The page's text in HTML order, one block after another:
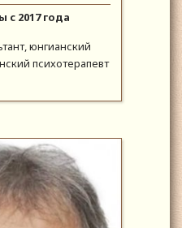
2017 года
юнгианский
психотерапевт